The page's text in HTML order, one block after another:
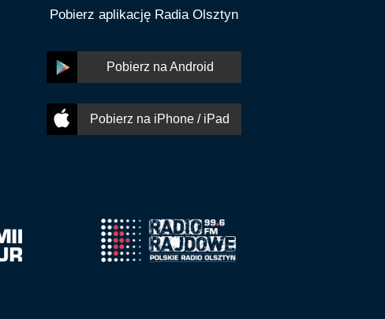
Pobierz aplikację Radia Olsztyn
Pobierz na Android
Pobierz na iPhone / iPad